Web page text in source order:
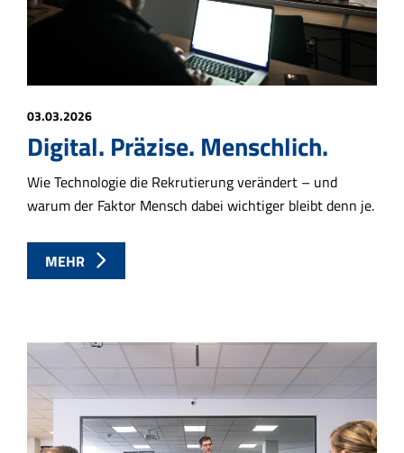
03.03.2026
Digital. Präzise. Menschlich.
Wie Technologie die Rekrutierung verändert – und
warum der Faktor Mensch dabei wichtiger bleibt denn je.
MEHR